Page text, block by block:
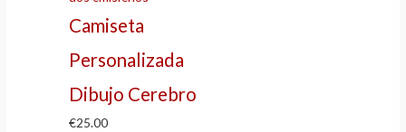
Camiseta
Personalizada
Dibujo Cerebro
€25.00